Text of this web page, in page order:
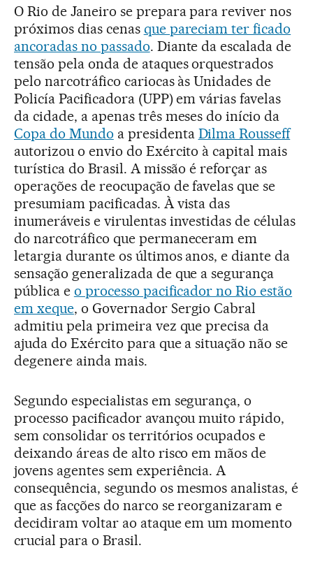
O Rio de Janeiro se prepara para reviver nos
próximos dias cenas que pareciam ter ficado
ancoradas no passado. Diante da escalada de
tensão pela onda de ataques orquestrados
pelo narcotráfico cariocas às Unidades de
Policía Pacificadora (UPP) em várias favelas
da cidade, a apenas três meses do início da
Copa do Mundo a presidenta Dilma Rousseff
autorizou o envio do Exército à capital mais
turística do Brasil. A missão é reforçar as
operações de reocupação de favelas que se
presumiam pacificadas. À vista das
inumeráveis e virulentas investidas de células
do narcotráfico que permaneceram em
letargia durante os últimos anos, e diante da
sensação generalizada de que a segurança
pública e o processo pacificador no Rio estão
em xeque, o Governador Sergio Cabral
admitiu pela primeira vez que precisa da
ajuda do Exército para que a situação não se
degenere ainda mais.
Segundo especialistas em segurança, o
processo pacificador avançou muito rápido,
sem consolidar os territórios ocupados e
deixando áreas de alto risco em mãos de
jovens agentes sem experiência. A
consequência, segundo os mesmos analistas, é
que as facções do narco se reorganizaram e
decidiram voltar ao ataque em um momento
crucial para o Brasil.